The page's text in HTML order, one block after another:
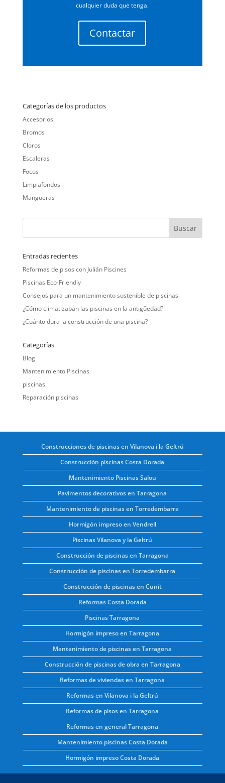
cualquier duda que tenga.
Contactar
Categorías de los productos
Accesorios
Bromos
Cloros
Escaleras
Focos
Limpiafondos
Mangueras
Entradas recientes
Reformas de pisos con Julián Piscines
Piscinas Eco-Friendly
Consejos para un mantenimiento sostenible de piscinas
¿Cómo climatizaban las piscinas en la antigüedad?
¿Cuánto dura la construcción de una piscina?
Categorías
Blog
Mantenimiento Piscinas
piscinas
Reparación piscinas
Construcciones de piscinas en Vilanova i la Geltrú
Construcción piscinas Costa Dorada
Mantenimiento Piscinas Salou
Pavimentos decorativos en Tarragona
Mantenimiento de piscinas en Torredembarra
Hormigón impreso en Vendrell
Piscinas Vilanova y la Geltrú
Construcción de piscinas en Tarragona
Construcción de piscinas en Torredembarra
Construcción de piscinas en Cunit
Reformas Costa Dorada
Piscinas Tarragona
Hormigón impreso en Tarragona
Mantenimiento de piscinas en Tarragona
Construcción de piscinas de obra en Tarragona
Reformas de viviendas en Tarragona
Reformas en Vilanova i la Geltrú
Reformas de pisos en Tarragona
Reformas en general Tarragona
Mantenimiento piscinas Costa Dorada
Hormigón impreso Costa Dorada